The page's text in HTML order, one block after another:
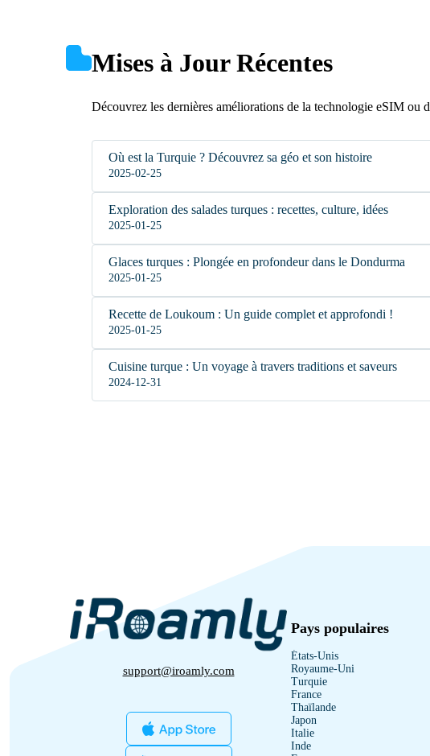
Mises à Jour Récentes
Découvrez les dernières améliorations de la technologie eSIM ou
Où est la Turquie ? Découvrez sa géo et son histoire
2025-02-25
Exploration des salades turques : recettes, culture, idées
2025-01-25
Glaces turques : Plongée en profondeur dans le Dondurma
2025-01-25
Recette de Loukoum : Un guide complet et approfondi !
2025-01-25
Cuisine turque : Un voyage à travers traditions et saveurs
2024-12-31
support@iroamly.com
Pays populaires
États-Unis
Royaume-Uni
Turquie
France
Thaïlande
Japon
Italie
Inde